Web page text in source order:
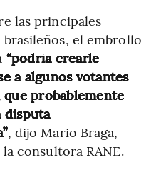
las principales
el embrollo
“podría crearle
a algunos votantes
probablemente
disputa
, dijo Mario Braga,
consultora RANE.